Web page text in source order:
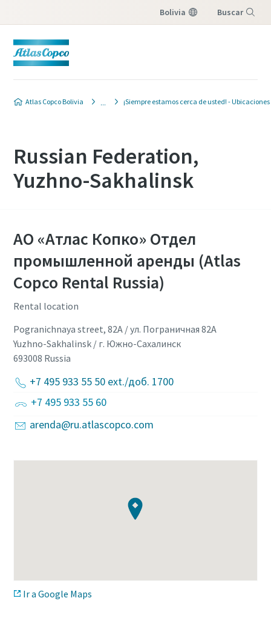
Bolivia Buscar
Atlas Copco Bolivia ¡Siempre estamos cerca de usted! -
Russian Federation,
Yuzhno-Sakhalinsk
АО «Атлас Копко» Отдел
промышленной аренды (Atlas
Copco Rental Russia)
Rental location
Pogranichnaya street, 82A / ул. Пограничная 82А
Yuzhno-Sakhalinsk / г. Южно-Сахалинск
693008 Russia
+7 495 933 55 50 ext./доб. 1700
+7 495 933 55 60
arenda@ru.atlascopco.com
Ir a Google Maps